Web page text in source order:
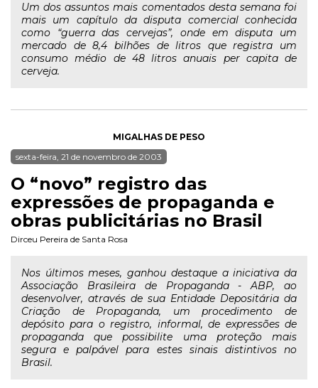
Um dos assuntos mais comentados desta semana foi
mais um capítulo da disputa comercial conhecida
como “guerra das cervejas”, onde em disputa um
mercado de 8,4 bilhões de litros que registra um
consumo médio de 48 litros anuais per capita de
cerveja.
MIGALHAS DE PESO
sexta-feira, 21 de novembro de 2003
O “novo” registro das
expressões de propaganda e
obras publicitárias no Brasil
Dirceu Pereira de Santa Rosa
Nos últimos meses, ganhou destaque a iniciativa da
Associação Brasileira de Propaganda - ABP, ao
desenvolver, através de sua Entidade Depositária da
Criação de Propaganda, um procedimento de
depósito para o registro, informal, de expressões de
propaganda que possibilite uma proteção mais
segura e palpável para estes sinais distintivos no
Brasil.